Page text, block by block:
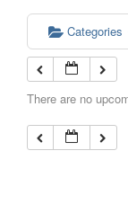
Categories
There are no